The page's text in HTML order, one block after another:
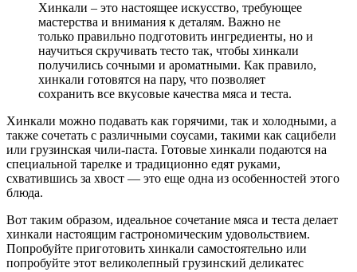
Хинкали – это настоящее искусство, требующее
мастерства и внимания к деталям. Важно не
только правильно подготовить ингредиенты, но и
научиться скручивать тесто так, чтобы хинкали
получились сочными и ароматными. Как правило,
хинкали готовятся на пару, что позволяет
сохранить все вкусовые качества мяса и теста.
Хинкали можно подавать как горячими, так и холодными, а
также сочетать с различными соусами, такими как сацибели
или грузинская чили-паста. Готовые хинкали подаются на
специальной тарелке и традиционно едят руками,
схватившись за хвост — это еще одна из особенностей этого
блюда.
Вот таким образом, идеальное сочетание мяса и теста делает
хинкали настоящим гастрономическим удовольствием.
Попробуйте приготовить хинкали самостоятельно или
попробуйте этот великолепный грузинский деликатес